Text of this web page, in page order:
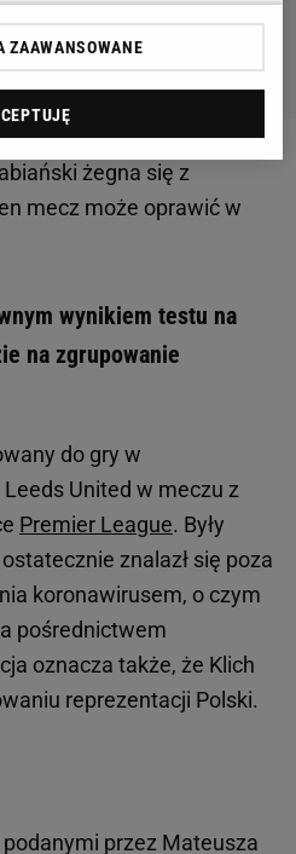
żegna się z
mecz może oprawić w
wynikiem testu na
na zgrupowanie
do gry w
Leeds United w meczu z
Premier League. Były
znalazł się poza
koronawirusem, o czym
pośrednictwem
oznacza także, że Klich
reprezentacji Polski.
przez Mateusza
ZAAWANSOWANE